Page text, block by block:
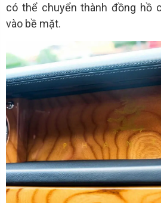
có thể chuyển thành đồng hồ
vào bề mặt.